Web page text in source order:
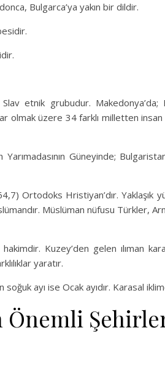
Bulgarca’ya yakın bir dildir.
etnik grubudur.
olmak üzere 34 farklı milletten
Yarımadasının Güneyinde;
Ortodoks Hristiyan’dır.
Müslüman nüfusu Türkler,
Kuzey’den gelen ılıman
yaratır.
ayı ise Ocak ayıdır. Karasal
Önemli